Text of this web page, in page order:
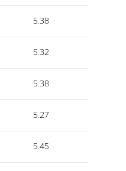
5.38
5.32
5.38
5.27
5.45